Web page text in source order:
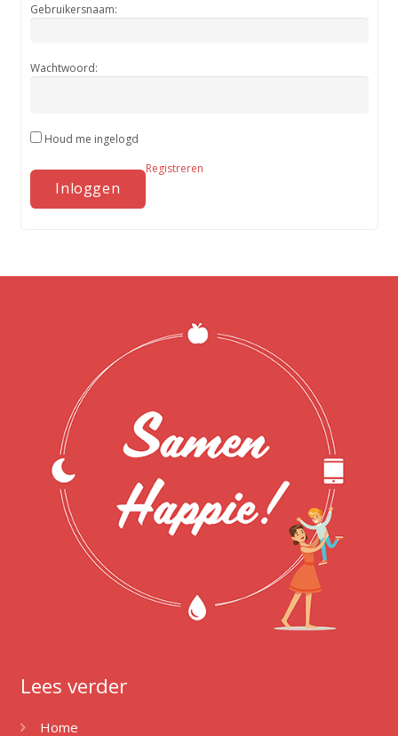
Gebruikersnaam:
Wachtwoord:
Houd me ingelogd
Registreren
Inloggen
Lees verder
Home